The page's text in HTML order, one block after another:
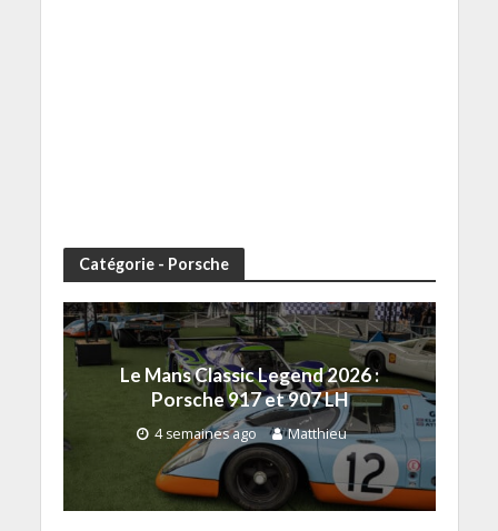
Catégorie - Porsche
Le Mans Classic Legend 2026 :
Porsche 917 et 907 LH
4 semaines ago Matthieu